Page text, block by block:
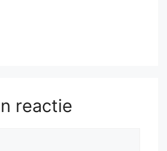
reactie